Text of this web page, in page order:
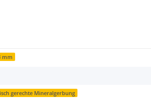
mm
gerechte Mineralgerbung